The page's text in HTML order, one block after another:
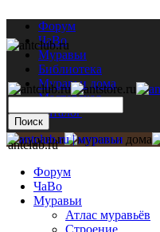
Форум
ЧаВо
Муравьи
Библиотека
Муравьи дома
Мастерская
Каталог
antclub.ru
Форум
ЧаВо
Муравьи
Атлас муравьёв
Строение